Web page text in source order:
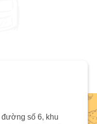
số 6, khu